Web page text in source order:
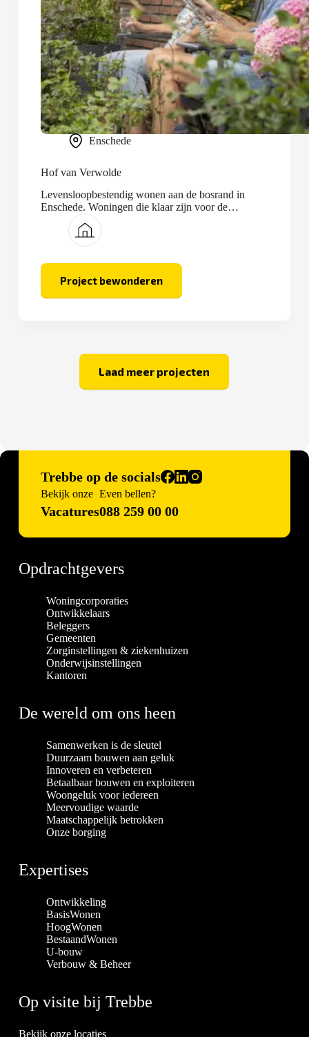
Enschede
Hof van Verwolde
Levensloopbestendig wonen aan de bosrand in
Enschede. Woningen die klaar zijn voor de
toekomst.
Project bewonderen
Hof
van
Laad meer projecten
Trebbe op de socials
Bekijk onze
Vacatures
Even bellen?
088 259 00 00
Opdrachtgevers
Woningcorporaties
Ontwikkelaars
Beleggers
Gemeenten
Zorginstellingen & ziekenhuizen
Onderwijsinstellingen
Kantoren
De wereld om ons heen
Samenwerken is de sleutel
Duurzaam bouwen aan geluk
Innoveren en verbeteren
Betaalbaar bouwen en exploiteren
Woongeluk voor iedereen
Meervoudige waarde
Maatschappelijk betrokken
Onze borging
Expertises
Ontwikkeling
BasisWonen
HoogWonen
BestaandWonen
U-bouw
Verbouw & Beheer
Op visite bij Trebbe
Bekijk onze locaties